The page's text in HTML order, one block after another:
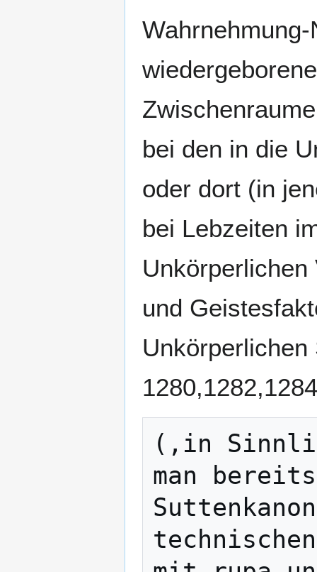
bei den in die
oder dort (in
bei Lebzeiten
Unkörperlichen
und
(,in
man